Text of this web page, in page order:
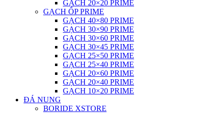
GẠCH 20×20 PRIME
GẠCH ỐP PRIME
GẠCH 40×80 PRIME
GẠCH 30×90 PRIME
GẠCH 30×60 PRIME
GẠCH 30×45 PRIME
GẠCH 25×50 PRIME
GẠCH 25×40 PRIME
GẠCH 20×60 PRIME
GẠCH 20×40 PRIME
GẠCH 10×20 PRIME
ĐÁ NUNG
BORIDE XSTORE